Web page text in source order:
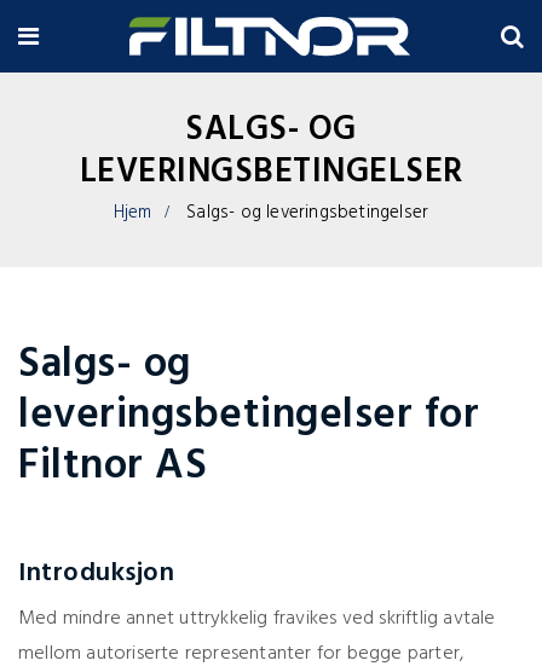
SALGS- OG
LEVERINGSBETINGELSER
Hjem Salgs- og leveringsbetingelser
Salgs- og
leveringsbetingelser for
Filtnor AS
Introduksjon
Med mindre annet uttrykkelig fravikes ved skriftlig avtale
mellom autoriserte representanter for begge parter,